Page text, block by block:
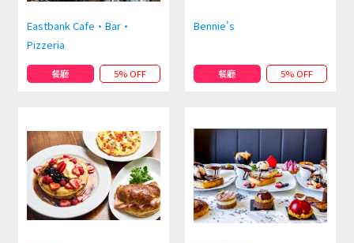
Eastbank Cafe • Bar •
Pizzeria
餐廳 5% OFF
Bennie's
餐廳 5% OFF